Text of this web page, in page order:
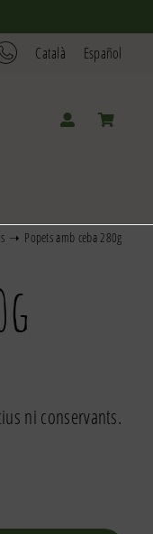
Català Español
Popets amb ceba 280g
ni conservants.